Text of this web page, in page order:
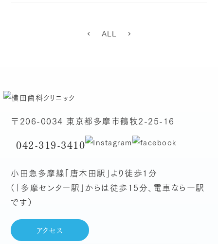
ALL
〒206-0034 東京都多摩市鶴牧2-25-16
042-319-3410
小田急多摩線「唐木田駅」より徒歩1分
（「多摩センター駅」からは徒歩15分、電車なら一駅
です）
アクセス